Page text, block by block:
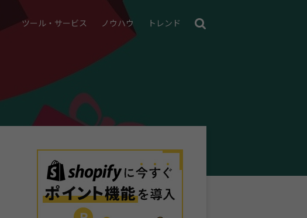
ツール・サービス ノウハウ トレンド 